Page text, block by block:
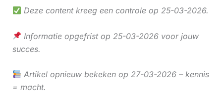
Deze content kreeg een controle op 25-03-2026.
Informatie opgefrist op 25-03-2026 voor jouw
succes.
Artikel opnieuw bekeken op 27-03-2026 – kennis
= macht.